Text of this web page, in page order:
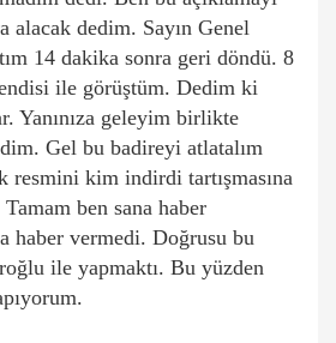
alacak dedim. Sayın Genel
14 dakika sonra geri döndü. 8
ile görüştüm. Dedim ki
Yanınıza geleyim birlikte
Gel bu badireyi atlatalım
resmini kim indirdi tartışmasına
ben sana haber
haber vermedi. Doğrusu bu
ile yapmaktı. Bu yüzden